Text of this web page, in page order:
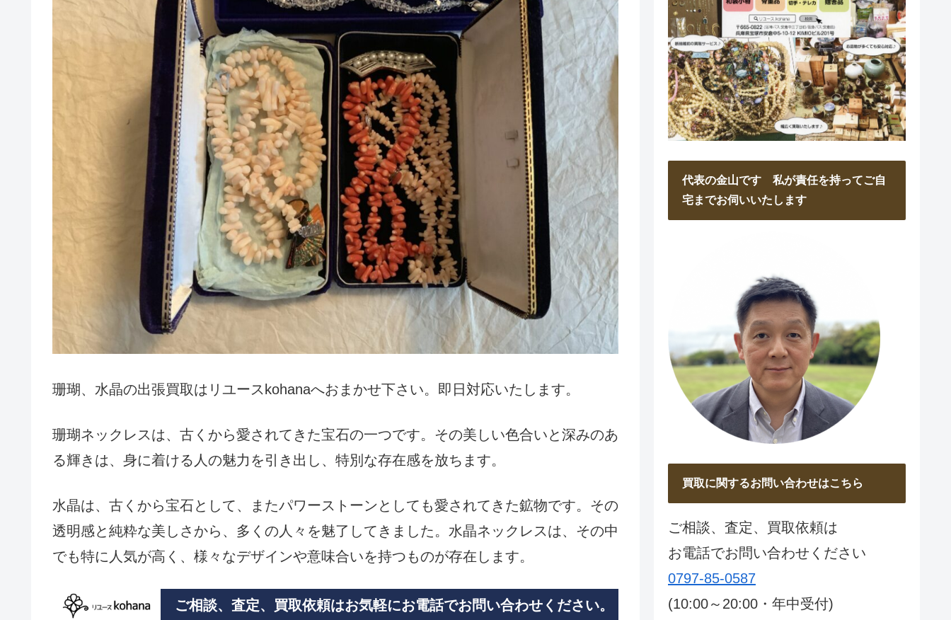
珊瑚、水晶の出張買取はリユースkohanaへおまかせ下さい。即日対応いたします。
珊瑚ネックレスは、古くから愛されてきた宝石の一つです。その美しい色合いと深みのあ
る輝きは、身に着ける人の魅力を引き出し、特別な存在感を放ちます。
水晶は、古くから宝石として、またパワーストーンとしても愛されてきた鉱物です。その
透明感と純粋な美しさから、多くの人々を魅了してきました。水晶ネックレスは、その中
でも特に人気が高く、様々なデザインや意味合いを持つものが存在します。
ご相談、査定、買取依頼はお気軽にお電話でお問い合わせください。
代表の金山です 私が責任を持ってご自
宅までお伺いいたします
買取に関するお問い合わせはこちら
ご相談、査定、買取依頼は
お電話でお問い合わせください
0797-85-0587
(10:00～20:00・年中受付)